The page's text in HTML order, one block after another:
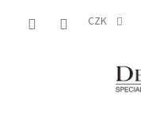
CZK